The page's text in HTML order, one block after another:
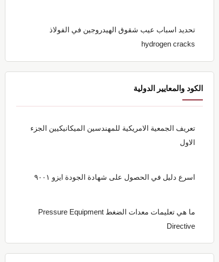
تحديد اسباب عيب شقوق الهيدروجين في الفولاذ
hydrogen cracks
الكود والمعايير الدولية
تعريف الجمعية الامريكية للمهندسين الميكانيكيين الجزء
الاول
اسرع دليل في الحصول على شهادة الجودة ايزو ٩٠٠١
ما هي تعليمات معدات الضغط Pressure Equipment
Directive